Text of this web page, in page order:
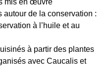
mis en œuvre
autour de la conservation :
à l’huile et au
à partir des plantes
avec Caucalis et